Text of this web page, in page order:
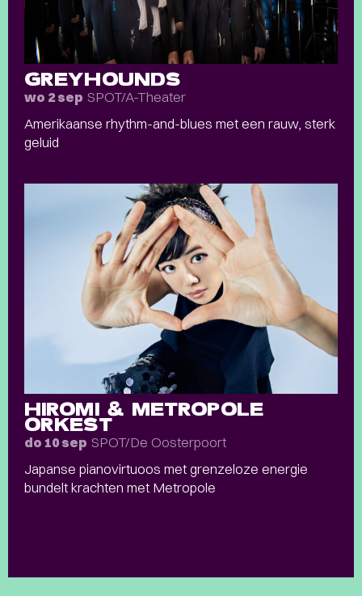
GREYHOUNDS
wo 2 sep SPOT/A-Theater
Amerikaanse rhythm-and-blues met een rauw, sterk
geluid
HIROMI & METROPOLE
ORKEST
do 10 sep SPOT/De Oosterpoort
Japanse pianovirtuoos met grenzeloze energie
bundelt krachten met Metropole